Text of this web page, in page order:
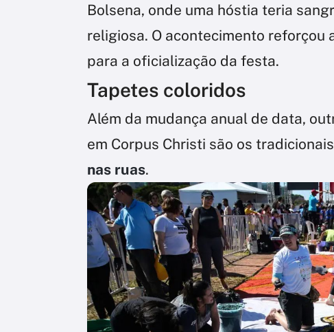
Bolsena, onde uma hóstia teria
religiosa. O acontecimento reforçou
para a oficialização da festa.
Tapetes coloridos
Além da mudança anual de data,
em Corpus Christi são os tradicionais
nas ruas.